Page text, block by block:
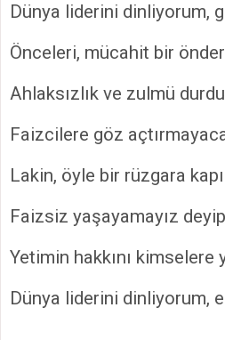
Dünya liderini dinliyorum,
Önceleri, mücahit bir
Ahlaksızlık ve zulmü
Faizcilere göz
Lakin, öyle bir rüzgara
Faizsiz yaşayamayız
Yetimin hakkını kimselere
Dünya liderini dinliyorum,